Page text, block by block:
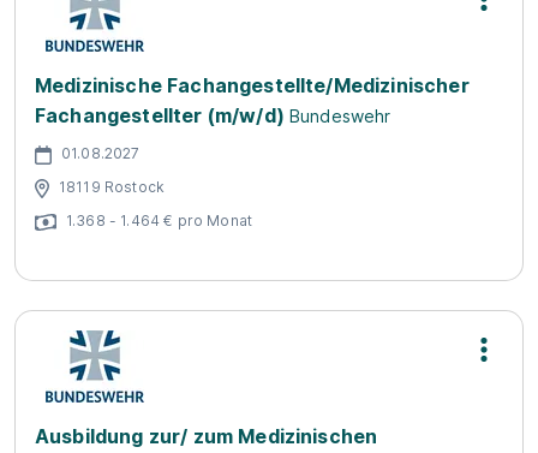
Medizinische Fachangestellte/Medizinischer
Fachangestellter (m/w/d) Bundeswehr
01.08.2027
18119 Rostock
1.368 - 1.464 € pro Monat
Ausbildung zur/ zum Medizinischen